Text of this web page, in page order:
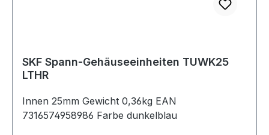
SKF Spann-Gehäuseeinheiten TUWK25
LTHR
Innen 25mm Gewicht 0,36kg EAN
7316574958986 Farbe dunkelblau